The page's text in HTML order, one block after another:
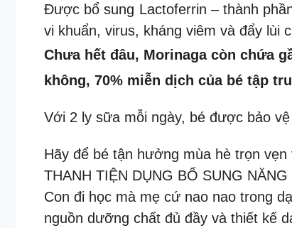
Được bổ sung Lactoferrin – thành
vi khuẩn, virus, kháng viêm và đẩy lùi
Chưa hết đâu, Morinaga còn chứa
không, 70% miễn dịch của bé tập
Với 2 ly sữa mỗi ngày, bé được bảo
Hãy để bé tận hưởng mùa hè trọn
THANH TIỆN DỤNG BỔ SUNG
Con đi học mà mẹ cứ nao nao trong
nguồn dưỡng chất đủ đầy và thiết kế